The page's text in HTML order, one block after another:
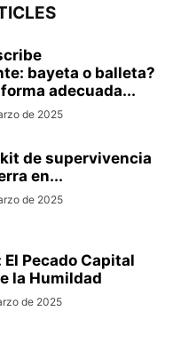
bayeta o balleta?
adecuada...
de 2025
kit de supervivencia
en...
de 2025
El Pecado Capital
la Humildad
de 2025